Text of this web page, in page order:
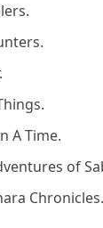
A Time.
of
Chronicles.